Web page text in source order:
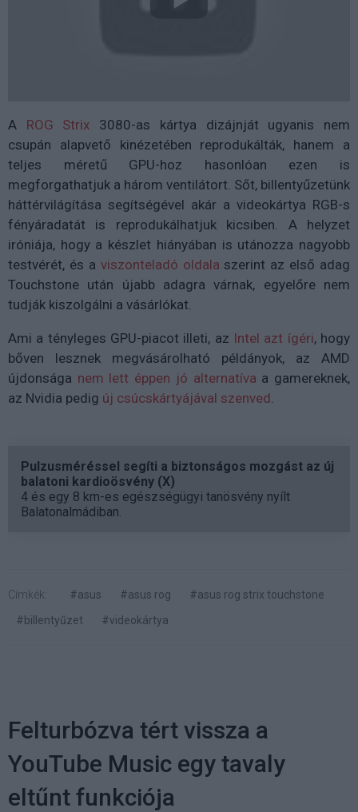
A ROG Strix 3080-as kártya dizájnját ugyanis nem
csupán alapvető kinézetében reprodukálták, hanem a
teljes méretű GPU-hoz hasonlóan ezen is
megforgathatjuk a három ventilátort. Sőt, billentyűzetünk
háttérvilágítása segítségével akár a videokártya RGB-s
fényáradatát is reprodukálhatjuk kicsiben. A helyzet
iróniája, hogy a készlet hiányában is utánozza nagyobb
testvérét, és a viszonteladó oldala szerint az első adag
Touchstone után újabb adagra várnak, egyelőre nem
tudják kiszolgálni a vásárlókat.
Ami a tényleges GPU-piacot illeti, az Intel azt ígéri, hogy
bőven lesznek megvásárolható példányok, az AMD
újdonsága nem lett éppen jó alternatíva a gamereknek,
az Nvidia pedig új csúcskártyájával szenved
Pulzusméréssel segíti a biztonságos mozgást az új
balatoni kardioösvény (X)
4 és egy 8 km-es egészségügyi tanösvény nyílt
Balatonalmádiban.
Címkék: #asus #asus rog
#asus rog strix touchstone
#billentyűzet
#videokártya
Felturbózva tért vissza a
YouTube Music egy tavaly
eltűnt funkciója